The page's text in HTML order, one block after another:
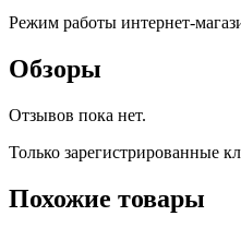
Режим работы интернет-
Обзоры
Отзывов пока нет.
Только зарегистрированные
Похожие товары